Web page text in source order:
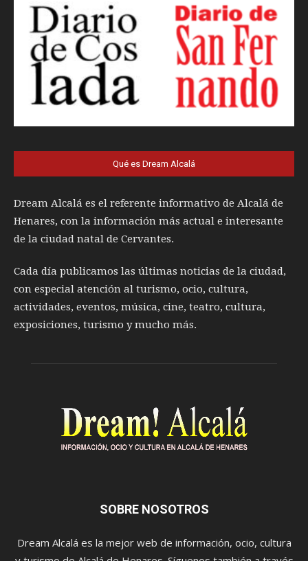
Qué es Dream Alcalá
Dream Alcalá es el referente informativo de Alcalá de
Henares, con la información más actual e interesante
de la ciudad natal de Cervantes.
Cada día publicamos las últimas noticias de la ciudad,
con especial atención al turismo, ocio, cultura,
actividades, eventos, música, cine, teatro, cultura,
exposiciones, turismo y mucho más.
SOBRE NOSOTROS
Dream Alcalá es la mejor web de información, ocio, cultura